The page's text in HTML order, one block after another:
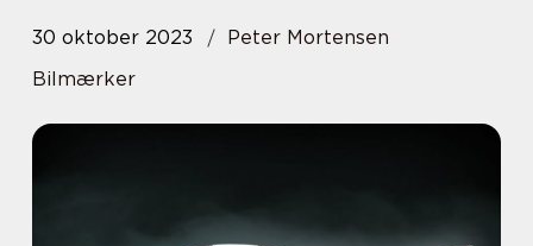
30 oktober 2023
Peter Mortensen
Bilmærker